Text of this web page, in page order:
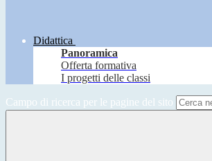
Didattica
Panoramica
Offerta formativa
I progetti delle classi
Campo di ricerca per le pagine del sito